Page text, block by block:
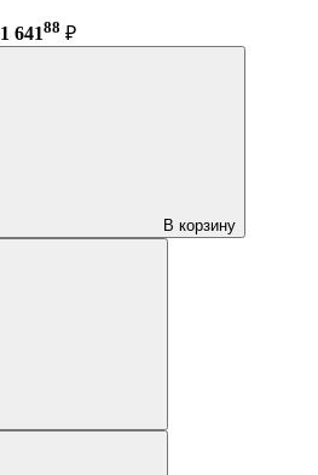
1 64188 ₽
В корзину